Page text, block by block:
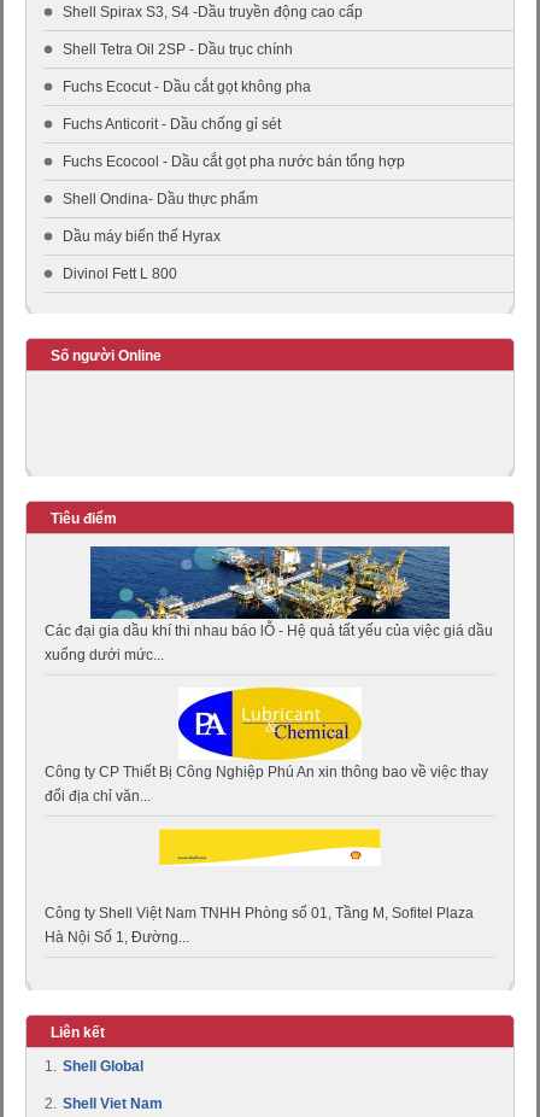
Shell Spirax S3, S4 -Dầu truyền động cao cấp
Shell Tetra Oil 2SP - Dầu trục chính
Fuchs Ecocut - Dầu cắt gọt không pha
Fuchs Anticorit - Dầu chống gỉ sét
Fuchs Ecocool - Dầu cắt gọt pha nước bán tổng hợp
Shell Ondina- Dầu thực phẩm
Dầu máy biến thế Hyrax
Divinol Fett L 800
Số người Online
Tiêu điểm
Các đại gia dầu khí thi nhau báo lỖ - Hệ quả tất yếu của việc giá dầu
xuống dưới mức...
Công ty CP Thiết Bị Công Nghiệp Phú An xin thông bao về việc thay
đổi địa chỉ văn...
Công ty Shell Việt Nam TNHH Phòng số 01, Tầng M, Sofitel Plaza
Hà Nội Số 1, Đường...
Liên kết
1. Shell Global
2. Shell Viet Nam